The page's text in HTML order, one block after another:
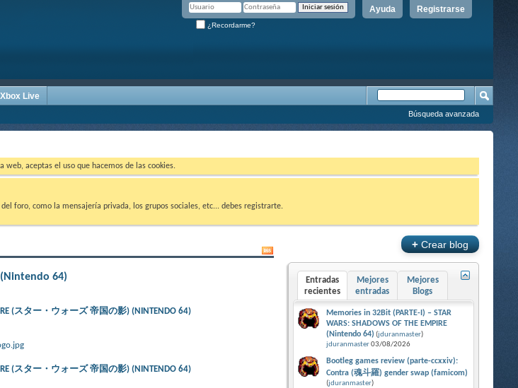
Registrarse
Ayuda
¿Recordarme?
Live
Búsqueda avanzada
web, aceptas el uso que hacemos de las cookies.
foro, como la mensajería privada, los grupos sociales, etc... debes registrarte.
(Nintendo 64)
(スター・ウォーズ 帝国の影) (NINTENDO 64)
(スター・ウォーズ 帝国の影) (NINTENDO 64)
+Crear blog
Entradas
recientes
Mejores
entradas
Mejores
Blogs
Memories in 32Bit (PARTE-I) – STAR
WARS: SHADOWS OF THE EMPIRE
(Nintendo 64) (jduranmaster)
jduranmaster03/08/2026
Bootleg games review (parte-ccxxiv):
Contra (魂斗羅) gender swap (famicom)
(jduranmaster)